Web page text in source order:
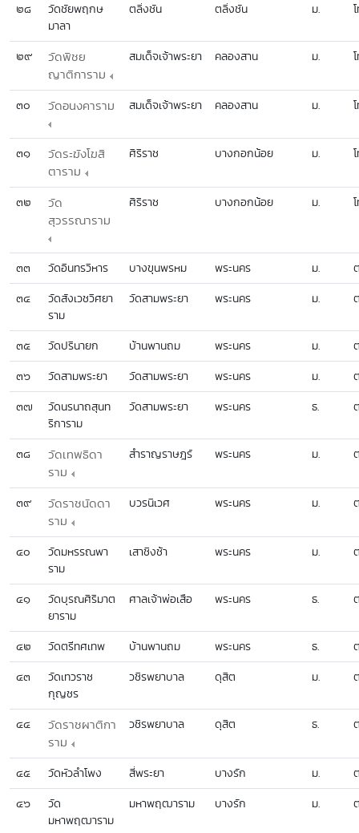
๒๘
วัดชัยพฤกษ
มาลา
ตลิ่งชัน ตลิ่งชัน ม.
๒๙
วัดพิชย
ญาติการาม
สมเด็จเจ้าพระยา คลองสาน ม.
๓๐ วัดอนงคาราม สมเด็จเจ้าพระยา คลองสาน ม.
๓๑
วัดระฆังโฆสิ
ตาราม
ศิริราช บางกอกน้อย ม.
๓๒
วัด
สุวรรณาราม
ศิริราช บางกอกน้อย ม.
๓๓ วัดอินทรวิหาร บางขุนพรหม พระนคร ม.
๓๔
วัดสังเวชวิศยา
ราม
วัดสามพระยา พระนคร ม.
๓๕ วัดปรินายก บ้านพานถม พระนคร ม.
๓๖
วัดสามพระยา วัดสามพระยา พระนคร ม.
๓๗
วัดนรนาถสุนท
ริการาม
วัดสามพระยา พระนคร ธ.
๓๘
วัดเทพธิดา
ราม
สำราญราษฎร์ พระนคร ม.
๓๙
วัดราชนัดดา
ราม
บวรนิเวศ พระนคร ม.
๔๐
วัดมหรรณพา
ราม
เสาชิงช้า พระนคร ม.
๔๑
วัดบุรณศิริมาต
ยาราม
ศาลเจ้าพ่อเสือ พระนคร ธ.
๔๒ วัดตรีทศเทพ บ้านพานถม พระนคร ธ.
๔๓
วัดเทวราช
กุญชร
วชิรพยาบาล ดุสิต ม.
๔๔
วัดราชผาติกา
ราม
วชิรพยาบาล ดุสิต ธ.
๔๕ วัดหัวลำโพง สี่พระยา บางรัก ม.
๔๖
วัด
มหาพฤฒาราม
มหาพฤฒาราม บางรัก ม.